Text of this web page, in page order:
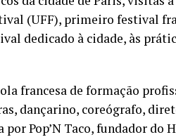
(UFF), primeiro festival
dedicado à cidade, às
francesa de formação
dançarino, coreógrafo,
Pop’N Taco, fundador do